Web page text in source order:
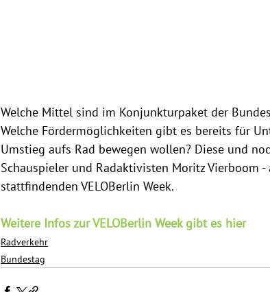
Welche Mittel sind im Konjunkturpaket der
Welche Fördermöglichkeiten gibt es bereits für
Umstieg aufs Rad bewegen wollen? Diese und
Schauspieler und Radaktivisten Moritz Vierboom
stattfindenden VELOBerlin Week.
Weitere Infos zur VELOBerlin Week gibt es hier
Radverkehr
Bundestag